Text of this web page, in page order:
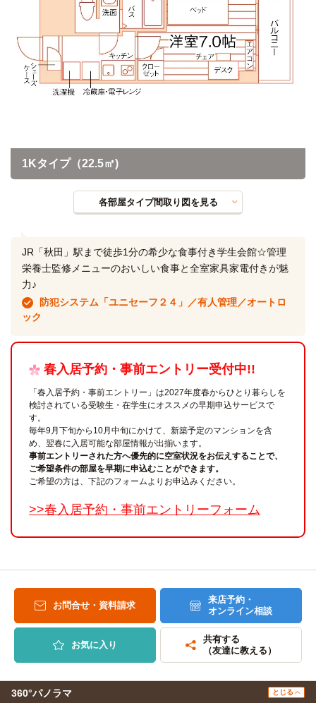
1Kタイプ（22.5㎡)
各部屋タイプ間取り図を見る
JR「秋田」駅まで徒歩1分の希少な食事付き学生会館☆管理
栄養士監修メニューのおいしい食事と全室家具家電付きが魅
力♪
防犯システム「ユニセーフ２４」／有人管理／オートロ
ック
春入居予約・事前エントリー受付中!!
「春入居予約・事前エントリー」は2027年度春からひとり暮らしを
検討されている受験生・在学生にオススメの早期申込サービスで
す。
毎年9月下旬から10月中旬にかけて、新築予定のマンションを含
め、翌春に入居可能な部屋情報が出揃います。
事前エントリーされた方へ優先的に空室状況をお伝えすることで、
ご希望条件の部屋を早期に申込むことができます。
ご希望の方は、下記のフォームよりお申込みください。
>>春入居予約・事前エントリーフォーム
お問合せ・資料請求
来店予約・
オンライン相談
お気に入り
共有する
（友達に教える）
360°パノラマ とじる